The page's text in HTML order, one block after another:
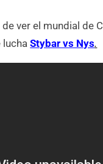
ver el mundial de
luchaStybar vs Nys.